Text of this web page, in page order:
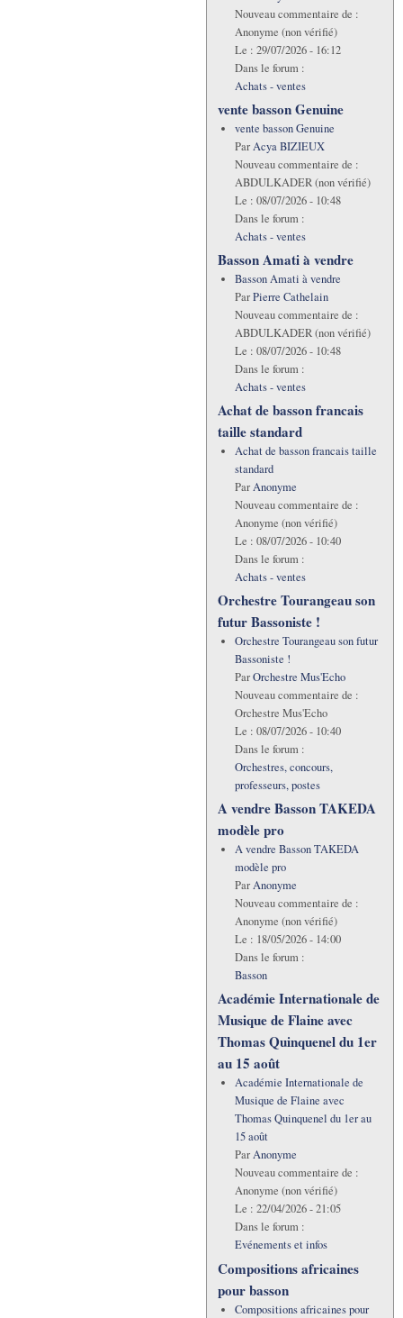
Nouveau commentaire de :
Anonyme (non vérifié)
Le : 29/07/2026 - 16:12
Dans le forum :
Achats - ventes
vente basson Genuine
vente basson Genuine
ParAcya BIZIEUX
Nouveau commentaire de :
ABDULKADER (non vérifié)
Le : 08/07/2026 - 10:48
Dans le forum :
Achats - ventes
Basson Amati à vendre
Basson Amati à vendre
ParPierre Cathelain
Nouveau commentaire de :
ABDULKADER (non vérifié)
Le : 08/07/2026 - 10:48
Dans le forum :
Achats - ventes
Achat de basson francais
taille standard
Achat de basson francais taille
standard
ParAnonyme
Nouveau commentaire de :
Anonyme (non vérifié)
Le : 08/07/2026 - 10:40
Dans le forum :
Achats - ventes
Orchestre Tourangeau son
futur Bassoniste !
Orchestre Tourangeau son futur
Bassoniste !
ParOrchestre Mus'Echo
Nouveau commentaire de :
Orchestre Mus'Echo
Le : 08/07/2026 - 10:40
Dans le forum :
Orchestres, concours,
professeurs, postes
A vendre Basson TAKEDA
modèle pro
A vendre Basson TAKEDA
modèle pro
ParAnonyme
Nouveau commentaire de :
Anonyme (non vérifié)
Le : 18/05/2026 - 14:00
Dans le forum :
Basson
Académie Internationale de
Musique de Flaine avec
Thomas Quinquenel du 1er
au 15 août
Académie Internationale de
Musique de Flaine avec
Thomas Quinquenel du 1er au
15 août
ParAnonyme
Nouveau commentaire de :
Anonyme (non vérifié)
Le : 22/04/2026 - 21:05
Dans le forum :
Evénements et infos
Compositions africaines
pour basson
Compositions africaines pour